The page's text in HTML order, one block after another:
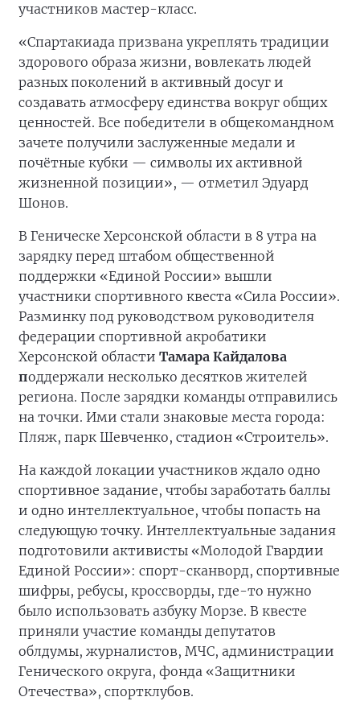
участников мастер-класс.
«Спартакиада призвана укреплять традиции
здорового образа жизни, вовлекать людей
разных поколений в активный досуг и
создавать атмосферу единства вокруг общих
ценностей. Все победители в общекомандном
зачете получили заслуженные медали и
почётные кубки — символы их активной
жизненной позиции», — отметил Эдуард
Шонов.
В Геническе Херсонской области в 8 утра на
зарядку перед штабом общественной
поддержки «Единой России» вышли
участники спортивного квеста «Сила России».
Разминку под руководством руководителя
федерации спортивной акробатики
Херсонской области Тамара Кайдалова
поддержали несколько десятков жителей
региона. После зарядки команды отправились
на точки. Ими стали знаковые места города:
Пляж, парк Шевченко, стадион «Строитель».
На каждой локации участников ждало одно
спортивное задание, чтобы заработать баллы
и одно интеллектуальное, чтобы попасть на
следующую точку. Интеллектуальные задания
подготовили активисты «Молодой Гвардии
Единой России»: спорт-сканворд, спортивные
шифры, ребусы, кроссворды, где-то нужно
было использовать азбуку Морзе. В квесте
приняли участие команды депутатов
облдумы, журналистов, МЧС, администрации
Генического округа, фонда «Защитники
Отечества», спортклубов.